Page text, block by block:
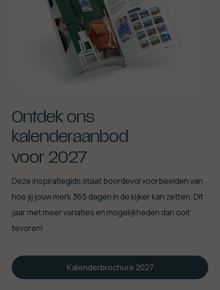
Ontdek ons
kalenderaanbod
voor 2027
Deze inspiratiegids staat boordevol voorbeelden van
hoe jij jouw merk 365 dagen in de kijker kan zetten. Dit
jaar met meer variaties en mogelijkheden dan ooit
tevoren!
Kalenderbrochure 2027